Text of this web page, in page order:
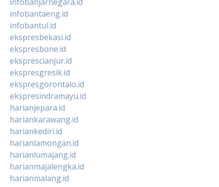
infobantaeng.id
infobantul.id
ekspresbekasi.id
ekspresbone.id
eksprescianjur.id
ekspresgresik.id
ekspresgorontalo.id
ekspresindramayu.id
harianjepara.id
hariankarawang.id
hariankediri.id
harianlamongan.id
harianlumajang.id
harianmajalengka.id
harianmalang.id